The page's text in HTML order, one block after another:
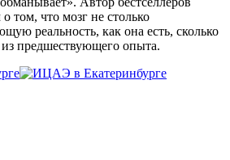
том, что мозг не столько
реальность, как она есть, сколько
из предшествующего опыта.